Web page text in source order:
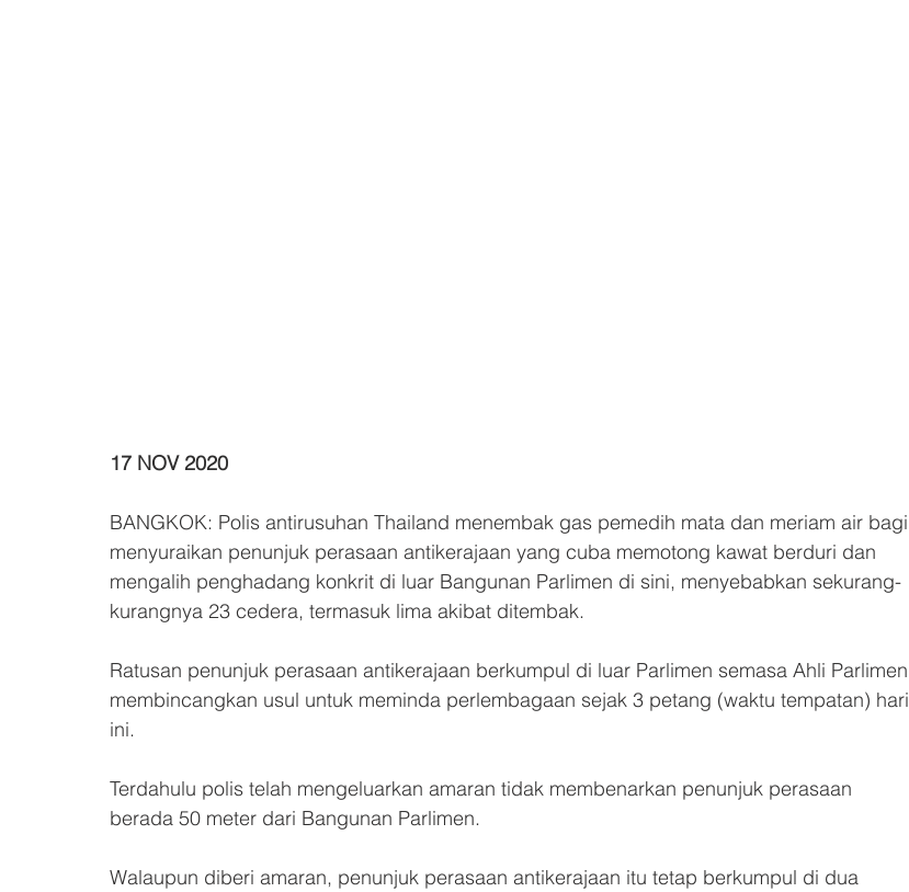
17 NOV 2020
BANGKOK: Polis antirusuhan Thailand menembak gas pemedih mata dan meriam air bagi
menyuraikan penunjuk perasaan antikerajaan yang cuba memotong kawat berduri dan
mengalih penghadang konkrit di luar Bangunan Parlimen di sini, menyebabkan sekurang-
kurangnya 23 cedera, termasuk lima akibat ditembak.
Ratusan penunjuk perasaan antikerajaan berkumpul di luar Parlimen semasa Ahli Parlimen
membincangkan usul untuk meminda perlembagaan sejak 3 petang (waktu tempatan) hari
ini.
Terdahulu polis telah mengeluarkan amaran tidak membenarkan penunjuk perasaan
berada 50 meter dari Bangunan Parlimen.
Walaupun diberi amaran, penunjuk perasaan antikerajaan itu tetap berkumpul di dua